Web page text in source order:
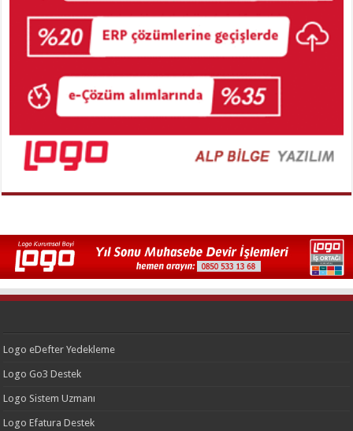
Logo eDefter Yedekleme
Logo Go3 Destek
Logo Sistem Uzmanı
Logo Efatura Destek